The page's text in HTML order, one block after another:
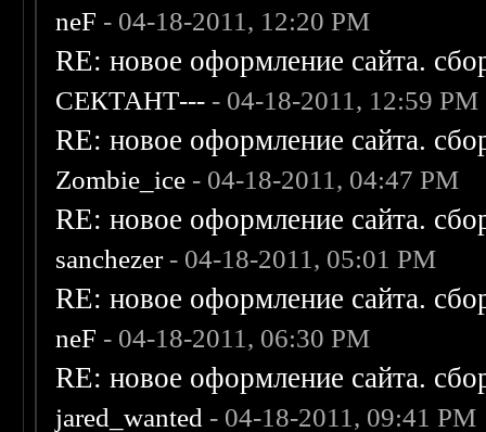
neF - 04-18-2011, 12:20 PM
RE: новое оформление сайта.
СЕКТАНТ--- - 04-18-2011, 12:59 PM
RE: новое оформление сайта.
Zombie_ice - 04-18-2011, 04:47 PM
RE: новое оформление сайта.
sanchezer- 04-18-2011, 05:01 PM
RE: новое оформление сайта.
neF - 04-18-2011, 06:30 PM
RE: новое оформление сайта.
jared_wanted - 04-18-2011, 09:41 PM